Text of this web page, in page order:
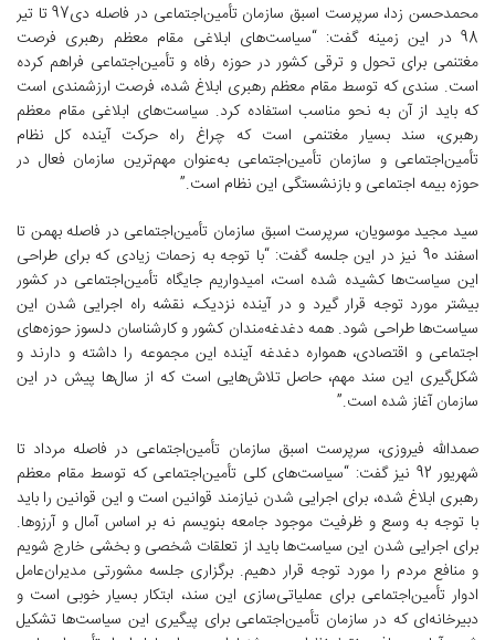
محمدحسن زدا، سرپرست اسبق سازمان تأمین‌اجتماعی در فاصله دی97 تا تیر
98 در این زمینه گفت: “سیاست‌های ابلاغی مقام معظم رهبری فرصت
مغتنمی برای تحول و ترقی کشور در حوزه رفاه و تأمین‌اجتماعی فراهم کرده
است. سندی که توسط مقام معظم رهبری ابلاغ شده، فرصت ارزشمندی است
که باید از آن به نحو مناسب استفاده کرد. سیاست‌های ابلاغی مقام معظم
رهبری، سند بسیار مغتنمی است که چراغ راه حرکت آینده کل نظام
تأمین‌اجتماعی و سازمان تأمین‌اجتماعی به‌عنوان مهم‌ترین سازمان فعال در
حوزه بیمه اجتماعی و بازنشستگی این نظام است.”
سید مجید موسویان، سرپرست اسبق سازمان تأمین‌اجتماعی در فاصله بهمن تا
اسفند 90 نیز در این جلسه گفت: “با توجه به زحمات زیادی که برای طراحی
این سیاست‌ها کشیده شده است، امیدواریم جایگاه تأمین‌اجتماعی در کشور
بیشتر مورد توجه قرار گیرد و در آینده نزدیک، نقشه راه اجرایی شدن این
سیاست‌ها طراحی شود. همه دغدغه‌مندان کشور و کارشناسان دلسوز حوزه‌های
اجتماعی و اقتصادی، همواره دغدغه آینده این مجموعه را داشته و دارند و
شکل‌گیری این سند مهم، حاصل تلاش‌هایی است که از سال‌ها پیش در این
سازمان آغاز شده است.”
صمدالله فیروزی، سرپرست اسبق سازمان تأمین‌اجتماعی در فاصله مرداد تا
شهریور 92 نیز گفت: “سیاست‌های کلی تأمین‌اجتماعی که توسط مقام معظم
رهبری ابلاغ شده، برای اجرایی شدن نیازمند قوانین است و این قوانین را باید
با توجه به وسع و ظرفیت موجود جامعه بنویسم نه بر اساس آمال و آرزوها.
برای اجرایی شدن این سیاست‌ها باید از تعلقات شخصی و بخشی خارج شویم
و منافع مردم را مورد توجه قرار دهیم. برگزاری جلسه مشورتی مدیران‌عامل
ادوار تأمین‌اجتماعی برای عملیاتی‌سازی این سند، ابتکار بسیار خوبی است و
دبیرخانه‌ای که در سازمان تأمین‌اجتماعی برای پیگیری این سیاست‌ها تشکیل